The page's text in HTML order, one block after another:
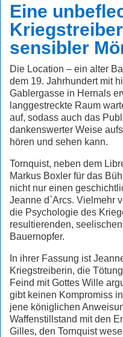
Eine
sensibler
Die Location – ein alter
dem 19. Jahrhundert mit
Gablergasse in Hernals
langgestreckte Raum
auf, sodass auch das
dankenswerter Weise
hören und sehen kann.
Tornquist, neben dem
Markus Boxler für das
nicht nur einen
Jeanne d`Arcs. Vielmehr
die Psychologie des
resultierenden,
Bauernopfer.
In ihrer Fassung ist
Kriegstreiberin, die
Feind mit Gottes Wille
gibt keinen Kompromiss
jene königlichen
Waffenstillstand mit den
Gilles, den Tornquist